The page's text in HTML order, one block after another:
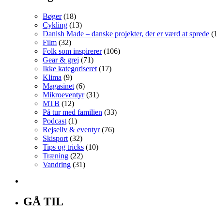
Bøger(18)
Cykling (13)
Danish Made – danske projekter, der er værd at sprede
Film (32)
Folk som inspirerer(106)
Gear & grej (71)
Ikke kategoriseret (17)
Klima (9)
Magasinet (6)
Mikroeventyr(31)
MTB (12)
På tur med familien (33)
Podcast (1)
Rejseliv & eventyr(76)
Skisport (32)
Tips og tricks (10)
Træning (22)
Vandring (31)
GÅ TIL